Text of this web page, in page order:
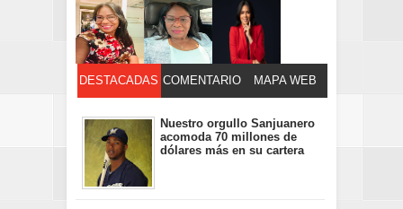
DESTACADAS COMENTARIO MAPA WEB
Nuestro orgullo Sanjuanero
acomoda 70 millones de
dólares más en su cartera